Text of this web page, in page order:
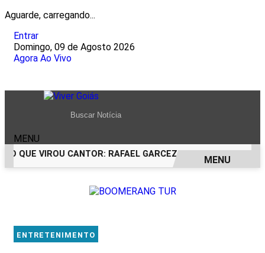
Aguarde, carregando...
Entrar
Domingo, 09 de Agosto 2026
Agora Ao Vivo
MENU
QUE VIROU CANTOR: RAFAEL GARCEZ CELEBRA 24 ANOS
MENU
ENTRETENIMENTO